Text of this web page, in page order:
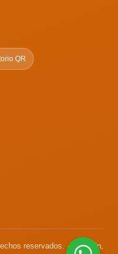
QR
reservados. · Medellín,